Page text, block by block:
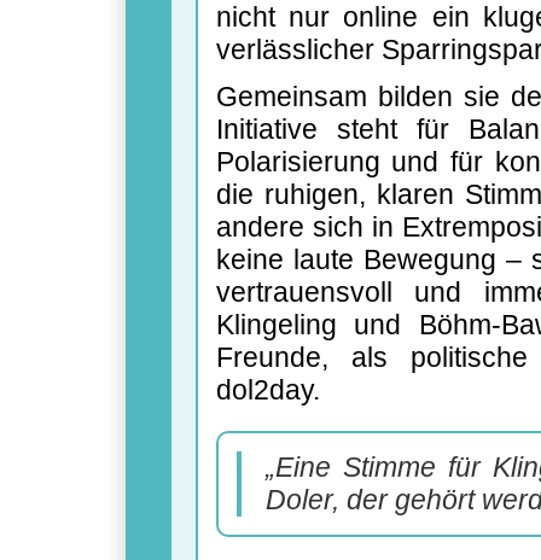
nicht nur online ein
verlässlicher
Gemeinsam bilden sie
Initiative steht für
Polarisierung und für
die ruhigen, klaren
andere sich in
keine laute Bewegung –
vertrauensvoll und
Klingeling und Böhm-
Freunde, als
dol2day.
„Eine Stimme für
Doler, der gehört